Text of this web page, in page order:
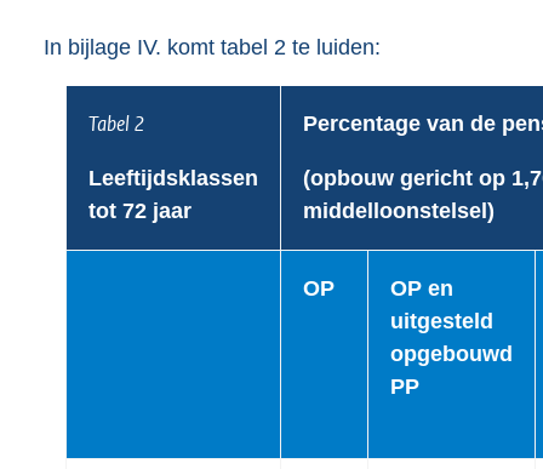
In bijlage IV. komt tabel 2 te luiden:
Tabel 2
Leeftijdsklassen
tot 72 jaar
Percentage van de
(opbouw gericht op
middelloonstelsel)
OP
OP en
uitgesteld
opgebouwd
PP